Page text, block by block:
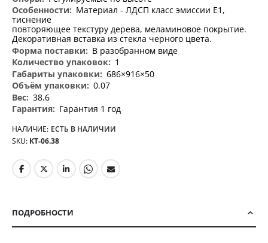
Материал - ЛДСП класс эмиссии Е1,
тиснение
повторяющее текстуру дерева, меламиновое покрытие.
Декоративная вставка из стекла черного цвета.
В разобранном виде
1
686×916×50
0.07
38.6
Гарантия 1 год
НАЛИЧИЕ: ЕСТЬ В НАЛИЧИИ
SKU КТ-06.38
ПОДРОБНОСТИ